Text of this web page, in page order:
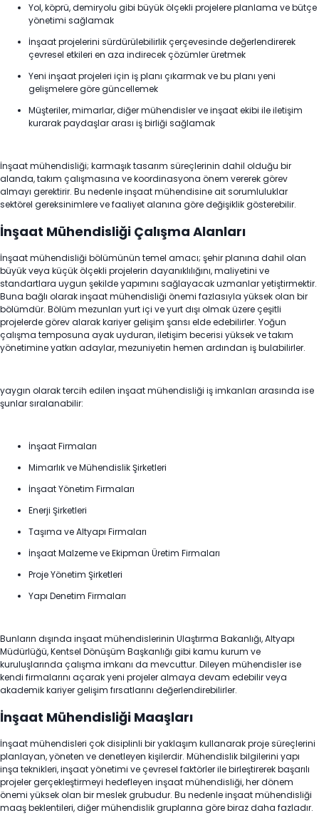
Yol, köprü, demiryolu gibi büyük ölçekli projelere planlama ve bütçe
yönetimi sağlamak
İnşaat projelerini sürdürülebilirlik çerçevesinde değerlendirerek
çevresel etkileri en aza indirecek çözümler üretmek
Yeni inşaat projeleri için iş planı çıkarmak ve bu planı yeni
gelişmelere göre güncellemek
Müşteriler, mimarlar, diğer mühendisler ve inşaat ekibi ile iletişim
kurarak paydaşlar arası iş birliği sağlamak
İnşaat mühendisliği; karmaşık tasarım süreçlerinin dahil olduğu bir
alanda, takım çalışmasına ve koordinasyona önem vererek görev
almayı gerektirir. Bu nedenle inşaat mühendisine ait sorumluluklar
sektörel gereksinimlere ve faaliyet alanına göre değişiklik gösterebilir.
İnşaat Mühendisliği Çalışma Alanları
İnşaat mühendisliği bölümünün temel amacı; şehir planına dahil olan
büyük veya küçük ölçekli projelerin dayanıklılığını, maliyetini ve
standartlara uygun şekilde yapımını sağlayacak uzmanlar yetiştirmektir.
Buna bağlı olarak inşaat mühendisliği önemi fazlasıyla yüksek olan bir
bölümdür. Bölüm mezunları yurt içi ve yurt dışı olmak üzere çeşitli
projelerde görev alarak kariyer gelişim şansı elde edebilirler. Yoğun
çalışma temposuna ayak uyduran, iletişim becerisi yüksek ve takım
yönetimine yatkın adaylar, mezuniyetin hemen ardından iş bulabilirler.
yaygın olarak tercih edilen inşaat mühendisliği iş imkanları arasında ise
şunlar sıralanabilir:
İnşaat Firmaları
Mimarlık ve Mühendislik Şirketleri
İnşaat Yönetim Firmaları
Enerji Şirketleri
Taşıma ve Altyapı Firmaları
İnşaat Malzeme ve Ekipman Üretim Firmaları
Proje Yönetim Şirketleri
Yapı Denetim Firmaları
Bunların dışında inşaat mühendislerinin Ulaştırma Bakanlığı, Altyapı
Müdürlüğü, Kentsel Dönüşüm Başkanlığı gibi kamu kurum ve
kuruluşlarında çalışma imkanı da mevcuttur. Dileyen mühendisler ise
kendi firmalarını açarak yeni projeler almaya devam edebilir veya
akademik kariyer gelişim fırsatlarını değerlendirebilirler.
İnşaat Mühendisliği Maaşları
İnşaat mühendisleri çok disiplinli bir yaklaşım kullanarak proje süreçlerini
planlayan, yöneten ve denetleyen kişilerdir. Mühendislik bilgilerini yapı
inşa teknikleri, inşaat yönetimi ve çevresel faktörler ile birleştirerek başarılı
projeler gerçekleştirmeyi hedefleyen inşaat mühendisliği, her dönem
önemi yüksek olan bir meslek grubudur. Bu nedenle inşaat mühendisliği
maaş beklentileri, diğer mühendislik gruplarına göre biraz daha fazladır.